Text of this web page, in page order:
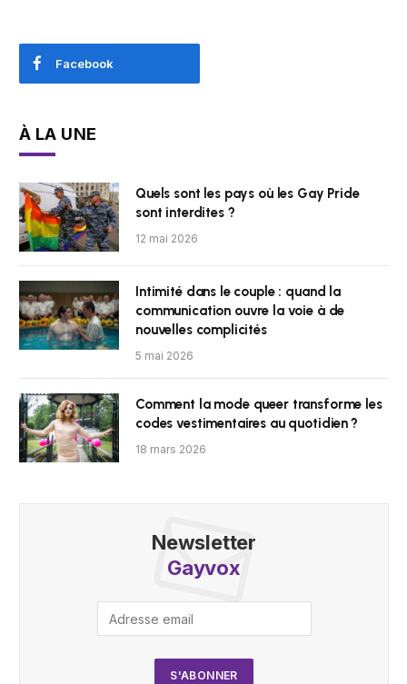
Facebook
À LA UNE
Quels sont les pays où les Gay Pride
sont interdites ?
12 mai 2026
Intimité dans le couple : quand la
communication ouvre la voie à de
nouvelles complicités
5 mai 2026
Comment la mode queer transforme les
codes vestimentaires au quotidien ?
18 mars 2026
Newsletter
Gayvox